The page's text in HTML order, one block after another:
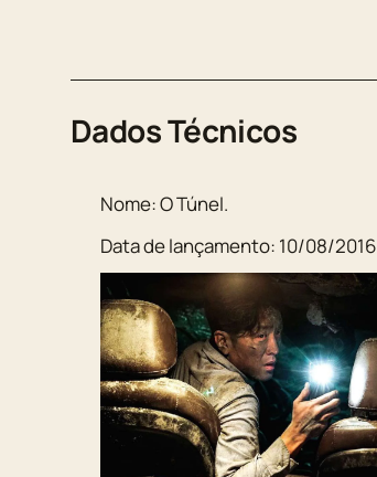
Dados Técnicos
Nome:O Túnel.
Data de lançamento: 10/08/2016